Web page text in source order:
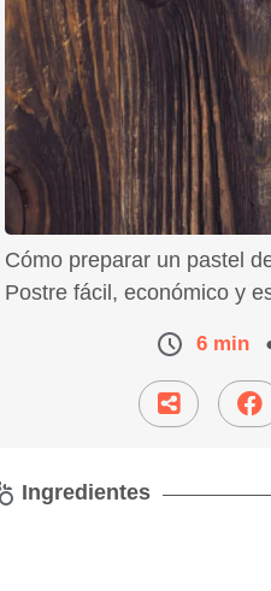
Cómo preparar un pastel
Postre fácil, económico y
6 min
Ingredientes